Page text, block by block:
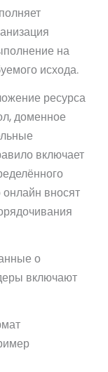
на
исхода.
ресурса
доменное
включает
вносят
о
включают